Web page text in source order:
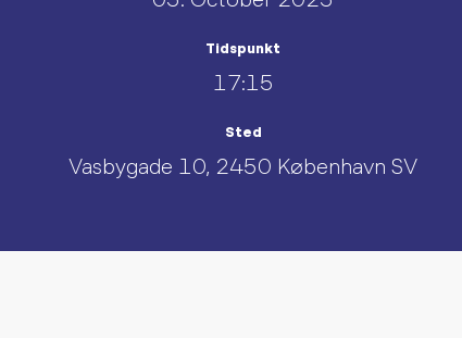
Tidspunkt
17:15
Sted
Vasbygade 10, 2450 København SV